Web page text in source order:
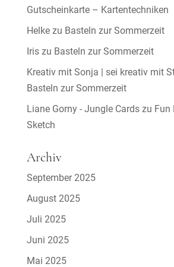
Gutscheinkarte – Kartentechniken
Helkezu Basteln zur Sommerzeit
Iriszu Basteln zur Sommerzeit
Kreativ mit Sonja | sei kreativ mit
Basteln zur Sommerzeit
Liane Gorny - Jungle Cardszu Fun
Sketch
Archiv
September 2025
August 2025
Juli 2025
Juni 2025
Mai 2025